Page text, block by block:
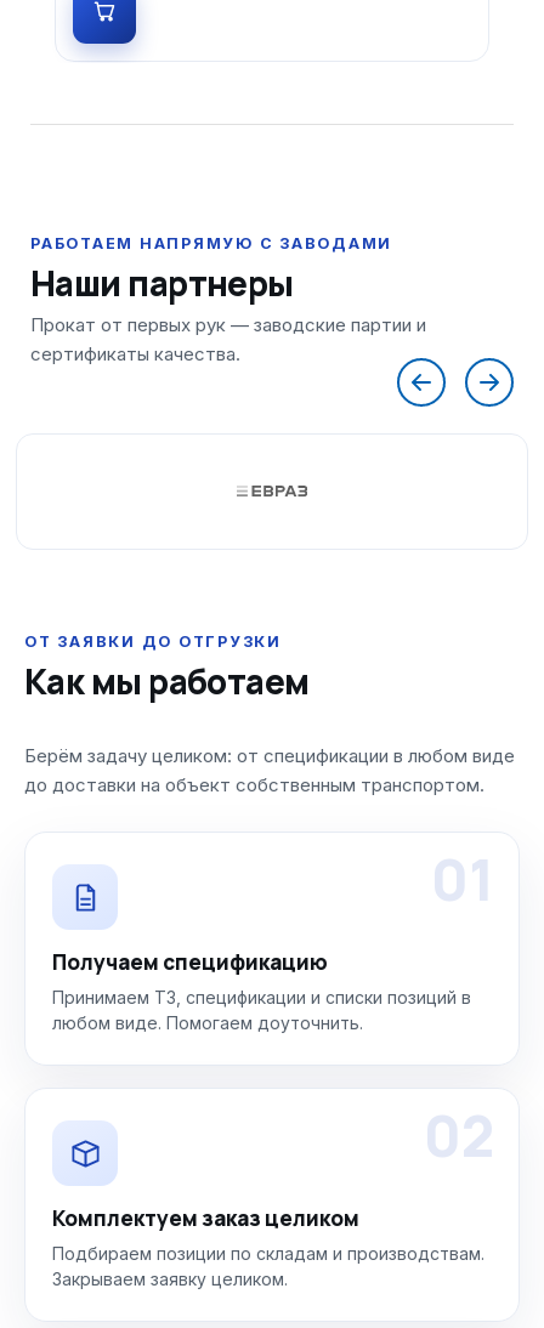
Наши партнеры
ОТ ЗАЯВКИ ДО ОТГРУЗКИ
Как мы работаем
Берём задачу целиком: от спецификации в любом виде
до доставки на объект собственным транспортом.
01
Получаем спецификацию
Принимаем ТЗ, спецификации и списки позиций в
любом виде. Помогаем доуточнить.
02
Комплектуем заказ целиком
Подбираем позиции по складам и производствам.
Закрываем заявку целиком.